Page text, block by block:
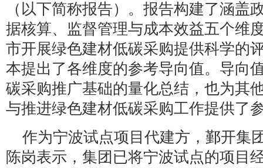
（以下简称报告）。报告构建了涵盖
据核算、监督管理与成本效益五个维
市开展绿色建材低碳采购提供科学的
本提出了各维度的参考导向值。导向
碳采购推广基础的量化总结，也为其
与推进绿色建材低碳采购工作提供了
作为宁波试点项目代建方，鄞开集
陈岗表示，集团已将宁波试点的项目